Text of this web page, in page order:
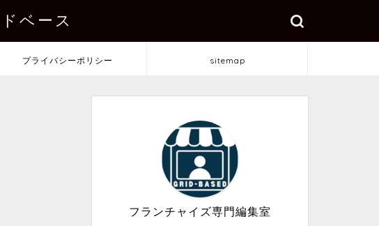
ベース
プライバシーポリシー sitemap
フランチャイズ専門編集室